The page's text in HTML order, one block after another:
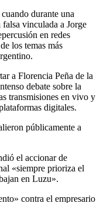
durante una
vinculada a Jorge
en redes
los temas más
a Florencia Peña de la
debate sobre la
transmisiones en vivo y
digitales.
públicamente a
el accionar de
«siempre prioriza el
en Luzu».
contra el empresario